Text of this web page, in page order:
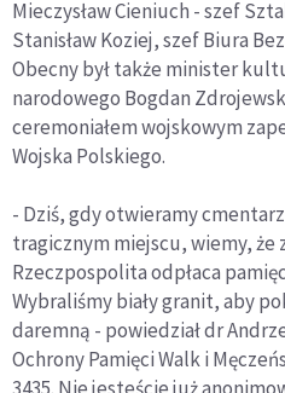
Mieczysław Cieniuch - szef
Stanisław Koziej, szef Biura
Obecny był także minister
narodowego Bogdan
ceremoniałem wojskowym
Wojska Polskiego.
- Dziś, gdy otwieramy
tragicznym miejscu, wiemy, że
Rzeczpospolita odpłaca
Wybraliśmy biały granit, aby
daremną - powiedział dr
Ochrony Pamięci Walk i